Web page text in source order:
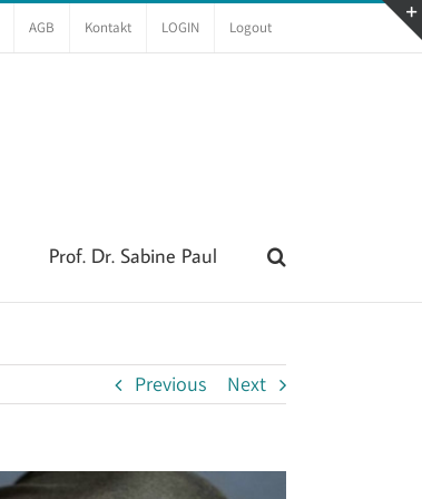
AGB Kontakt LOGIN Logout
Prof. Dr. Sabine Paul
Previous Next